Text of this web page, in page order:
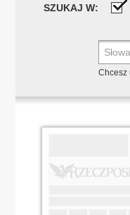
SZUKAJ W:
Chcesz